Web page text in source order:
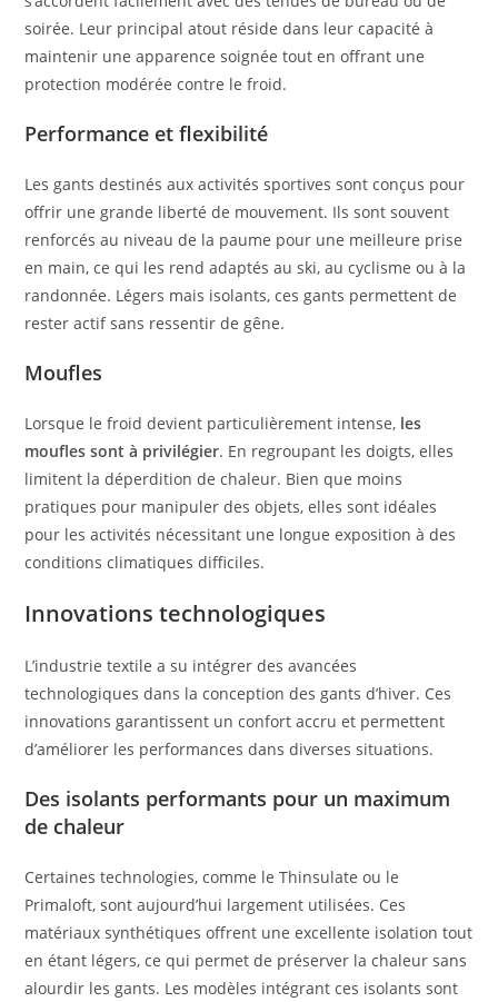
soirée. Leur principal atout réside dans leur capacité à
maintenir une apparence soignée tout en offrant une
protection modérée contre le froid.
Performance et flexibilité
Les gants destinés aux activités sportives sont conçus pour
offrir une grande liberté de mouvement. Ils sont souvent
renforcés au niveau de la paume pour une meilleure prise
en main, ce qui les rend adaptés au ski, au cyclisme ou à la
randonnée. Légers mais isolants, ces gants permettent de
rester actif sans ressentir de gêne.
Moufles
Lorsque le froid devient particulièrement intense, les
moufles sont à privilégier. En regroupant les doigts, elles
limitent la déperdition de chaleur. Bien que moins
pratiques pour manipuler des objets, elles sont idéales
pour les activités nécessitant une longue exposition à des
conditions climatiques difficiles.
Innovations technologiques
L’industrie textile a su intégrer des avancées
technologiques dans la conception des gants d’hiver. Ces
innovations garantissent un confort accru et permettent
d’améliorer les performances dans diverses situations.
Des isolants performants pour un maximum
de chaleur
Certaines technologies, comme le Thinsulate ou le
Primaloft, sont aujourd’hui largement utilisées. Ces
matériaux synthétiques offrent une excellente isolation tout
en étant légers, ce qui permet de préserver la chaleur sans
alourdir les gants. Les modèles intégrant ces isolants sont